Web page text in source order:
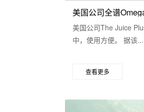
美国公司全谱
美国公司The Juice
中，使用方便。 据该...
查看更多